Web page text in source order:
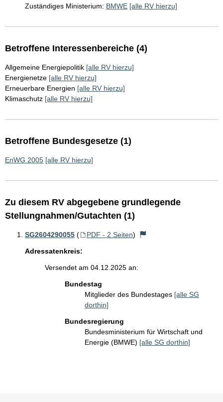
Zuständiges Ministerium: BMWE [alle RV hierzu]
Betroffene Interessenbereiche (4)
Allgemeine Energiepolitik [alle RV hierzu]
Energienetze [alle RV hierzu]
Erneuerbare Energien [alle RV hierzu]
Klimaschutz [alle RV hierzu]
Betroffene Bundesgesetze (1)
EnWG 2005 [alle RV hierzu]
Zu diesem RV abgegebene grundlegende
Stellungnahmen/Gutachten (1)
SG2604290055 ( PDF - 2 Seiten)
Adressatenkreis:
Versendet am 04.12.2025 an:
Bundestag
Mitglieder des Bundestages [alle SG
dorthin]
Bundesregierung
Bundesministerium für Wirtschaft und
Energie (BMWE) [alle SG dorthin]